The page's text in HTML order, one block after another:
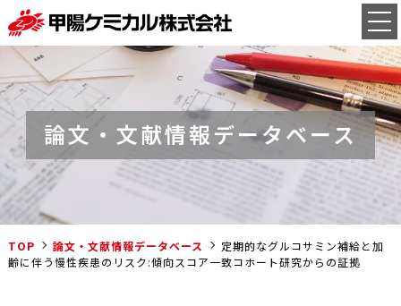
論文・文献情報データベース
TOP 論文・文献情報データベース
定期的なグルコサミン補給と加
齢に伴う慢性疾患のリスク:傾向スコア一致コホート研究からの証拠